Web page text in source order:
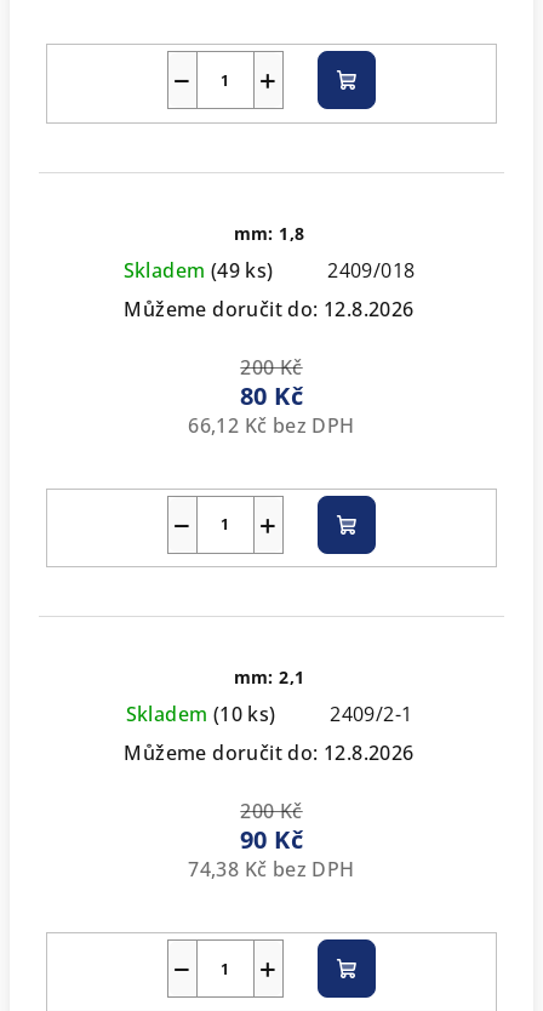
+
− Do
košíku
mm: 1,8
Skladem (49 ks)
2409/018
Můžeme doručit do: 12.8.2026
200 Kč
80 Kč
66,12 Kč bez DPH
+
− Do
košíku
mm: 2,1
Skladem (10 ks)
2409/2-1
Můžeme doručit do: 12.8.2026
200 Kč
90 Kč
74,38 Kč bez DPH
+
− Do
košíku